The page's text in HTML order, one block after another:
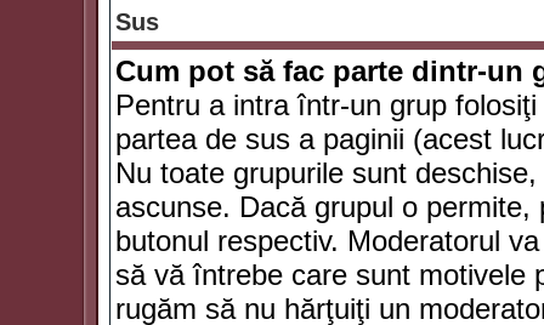
Sus
Cum pot să fac parte dintr-un
Pentru a intra într-un grup
partea de sus a paginii (acest
Nu toate grupurile sunt
ascunse. Dacă grupul o
butonul respectiv. Moderatorul
să vă întrebe care sunt motivele
rugăm să nu hărţuiţi un